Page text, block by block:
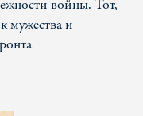
войны. Тот,
мужества и